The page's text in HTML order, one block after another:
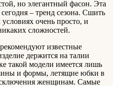
но элегантный фасон. Эта
– тренд сезона. Сшить
очень просто, и
сложностей.
известные
держится на талии
такой модели имеется лишь
и формы, летящие юбки в
женщинам. Самые